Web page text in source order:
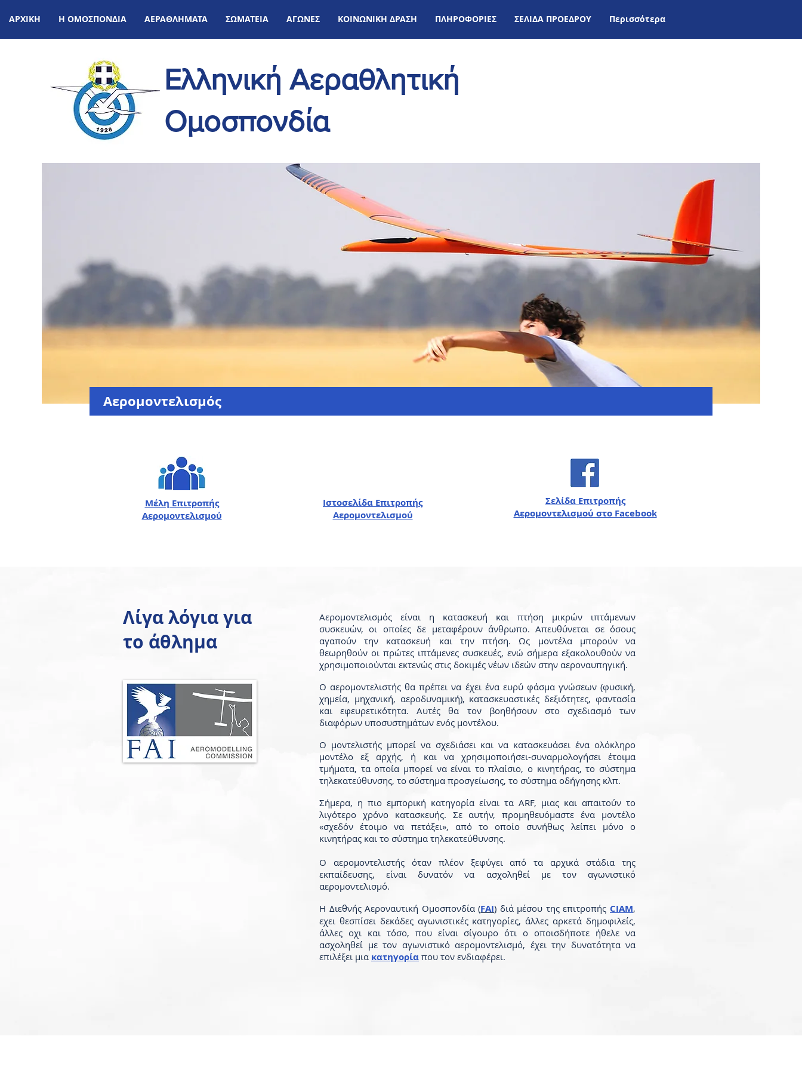
ΑΡΧΙΚΗ Η ΟΜΟΣΠΟΝΔΙΑ ΑΕΡΑΘΛΗΜΑΤΑ ΣΩΜΑΤΕΙΑ ΑΓΩΝΕΣ ΚΟΙΝΩΝΙΚΗ ΔΡΑΣΗ ΠΛΗΡΟΦΟΡΙΕΣ ΣΕΛΙΔΑ ΠΡΟΕΔΡΟΥ Περισσότερα
Ελληνική Αεραθλητική
Ομοσπονδία
Αερομοντελισμός
Μέλη Επιτροπής
Αερομοντελισμού
Ιστοσελίδα Επιτροπής
Αερομοντελισμού
Σελίδα Επιτροπής
Αερομοντελισμού στο Facebook
Λίγα λόγια για
το άθλημα
Αερομοντελισμός είναι η κατασκευή και πτήση μικρών ιπτάμενων
συσκευών, οι οποίες δε μεταφέρουν άνθρωπο. Απευθύνεται σε όσους
αγαπούν την κατασκευή και την πτήση. Ως μοντέλα μπορούν να
θεωρηθούν οι πρώτες ιπτάμενες συσκευές, ενώ σήμερα εξακολουθούν να
χρησιμοποιούνται εκτενώς στις δοκιμές νέων ιδεών στην αεροναυπηγική.
Ο αερομοντελιστής θα πρέπει να έχει ένα ευρύ φάσμα γνώσεων (φυσική,
χημεία, μηχανική, αεροδυναμική), κατασκευαστικές δεξιότητες, φαντασία
και εφευρετικότητα. Αυτές θα τον βοηθήσουν στο σχεδιασμό των
διαφόρων υποσυστημάτων ενός μοντέλου.
Ο μοντελιστής μπορεί να σχεδιάσει και να κατασκευάσει ένα ολόκληρο
μοντέλο εξ αρχής, ή και να χρησιμοποιήσει-συναρμολογήσει έτοιμα
τμήματα, τα οποία μπορεί να είναι το πλαίσιο, ο κινητήρας, το σύστημα
τηλεκατεύθυνσης, το σύστημα προσγείωσης, το σύστημα οδήγησης κλπ.
Σήμερα, η πιο εμπορική κατηγορία είναι τα ARF, μιας και απαιτούν το
λιγότερο χρόνο κατασκευής. Σε αυτήν, προμηθευόμαστε ένα μοντέλο
«σχεδόν έτοιμο να πετάξει», από το οποίο συνήθως λείπει μόνο ο
κινητήρας και το σύστημα τηλεκατεύθυνσης.
Ο αερομοντελιστής όταν πλέον ξεφύγει από τα αρχικά στάδια της
εκπαίδευσης, είναι δυνατόν να ασχοληθεί με τον αγωνιστικό
αερομοντελισμό.
Η Διεθνής Αεροναυτική Ομοσπονδία (FAI) διά μέσου της επιτροπής CIAM,
εχει θεσπίσει δεκάδες αγωνιστικές κατηγορίες, άλλες αρκετά δημοφιλείς,
άλλες οχι και τόσο, που είναι σίγουρο ότι ο οποισδήποτε ήθελε να
ασχοληθεί με τον αγωνιστικό αερομοντελισμό, έχει την δυνατότητα να
επιλέξει μια κατηγορία που τον ενδιαφέρει.